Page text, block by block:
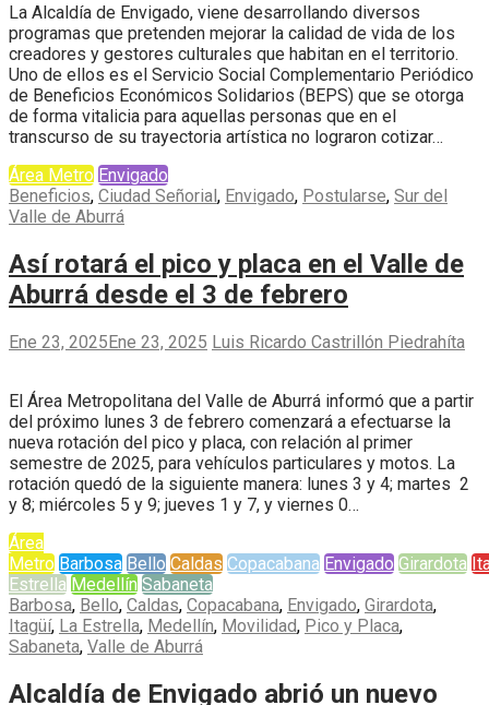
La Alcaldía de Envigado, viene desarrollando diversos
programas que pretenden mejorar la calidad de vida de los
creadores y gestores culturales que habitan en el territorio.
Uno de ellos es el Servicio Social Complementario Periódico
de Beneficios Económicos Solidarios (BEPS) que se otorga
de forma vitalicia para aquellas personas que en el
transcurso de su trayectoria artística no lograron cotizar…
Área Metro Envigado
Beneficios, Ciudad Señorial, Envigado, Postularse, Sur del
Valle de Aburrá
Así rotará el pico y placa en el Valle de
Aburrá desde el 3 de febrero
Ene 23, 2025Ene 23, 2025 Luis Ricardo Castrillón Piedrahíta
El Área Metropolitana del Valle de Aburrá informó que a partir
del próximo lunes 3 de febrero comenzará a efectuarse la
nueva rotación del pico y placa, con relación al primer
semestre de 2025, para vehículos particulares y motos. La
rotación quedó de la siguiente manera: lunes 3 y 4; martes 2
y 8; miércoles 5 y 9; jueves 1 y 7, y viernes 0…
Área
Metro Barbosa Bello Caldas Copacabana Envigado Girardota
Estrella Medellín Sabaneta
Barbosa, Bello, Caldas, Copacabana, Envigado, Girardota,
Itagüí, La Estrella, Medellín, Movilidad, Pico y Placa,
Sabaneta, Valle de Aburrá
Alcaldía de Envigado abrió un nuevo